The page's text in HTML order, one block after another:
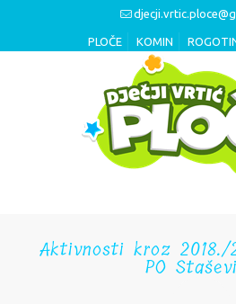
PLOČE KOMIN
Aktivnosti kroz 2018./
PO